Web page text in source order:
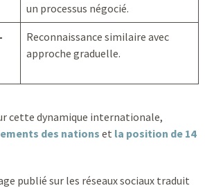
un processus négocié.
Reconnaissance similaire avec
approche graduelle.
cette dynamique internationale,
des nationset la position de 14
publié sur les réseaux sociaux traduit